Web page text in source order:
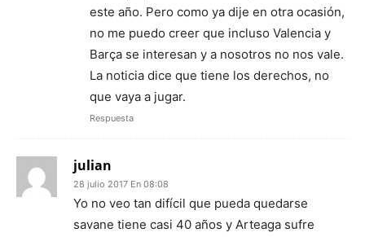
este año. Pero como ya dije en otra ocasión,
no me puedo creer que incluso Valencia y
Barça se interesan y a nosotros no nos vale.
La noticia dice que tiene los derechos, no
que vaya a jugar.
Respuesta
julian
28 julio 2017 En 08:08
Yo no veo tan difícil que pueda quedarse
savane tiene casi 40 años y Arteaga sufre